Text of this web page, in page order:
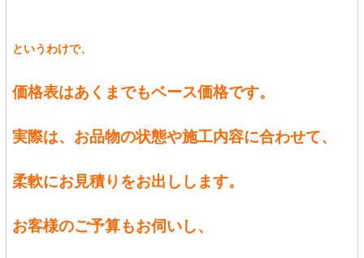
というわけで、
価格表はあくまでもベース価格です。
実際は、お品物の状態や施工内容に合わせて、
柔軟にお見積りをお出しします。
お客様のご予算もお伺いし、